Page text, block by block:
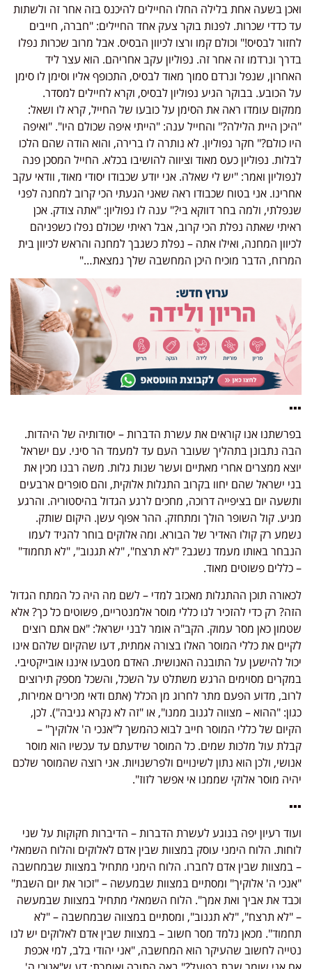
ואכן בשעה אחת בלילה החלו החיילים להיכנס בזה אחר זה ולשתות
עד כדדי שכרות. לפנות בוקר צעק אחד החיילים: "חברה, חייבים
לחזור לבסיס!" וכולם קמו ורצו לכיוון הבסיס. אבל מרוב שכרות נפלו
בדרך ונרדמו זה אחר זה. נפוליון עקב אחריהם. הוא עצר ליד
האחרון, שנפל ונרדם סמוך מאוד לבסיס, התכופף אליו וסימן לו סימן
על הכובע. בבוקר הגיע נפוליון לבסיס, וקרא לחיילים למסדר.
ממקום עומדו ראה את הסימן על כובעו של החייל, קרא לו ושאל:
"היכן היית הלילה?" והחייל ענה: "הייתי איפה שכולם היו". "ואיפה
היו כולם?" חקר נפוליון. לא נותרה לו ברירה, והוא הודה שהם הלכו
לבלות. נפוליון כעס מאוד וציווה להושיבו בכלא. החייל המסכן פנה
לנפוליון ואמר: "יש לי שאלה. אני יודע שכבודו יסודי מאוד, וודאי עקב
אחרינו. אני בטוח שכבודו ראה שאני הגעתי הכי קרוב למחנה לפני
שנפלתי, ולמה בחר דווקא בי?" ענה לו נפוליון: "אתה צודק. אכן
ראיתי שאתה נפלת הכי קרוב, אבל ראיתי שכולם נפלו כשפניהם
לכיוון המחנה, ואילו אתה – נפלת כשגבך למחנה והראש לכיוון בית
המרזח, הדבר מוכיח היכן המחשבה שלך נמצאת…"
▪▪▪
בפרשתנו אנו קוראים את עשרת הדברות – יסודותיה של היהדות.
הבה נתבונן בתהליך שעובר העם עד למעמד הר סיני. עם ישראל
יוצא ממצרים אחרי מאתיים ועשר שנות גלות. משה רבנו מכין את
בני ישראל שהם יחוו בקרוב התגלות אלוקית, והם סופרים ארבעים
ותשעה יום בציפייה דרוכה, מחכים לרגע הגדול בהיסטוריה. והרגע
מגיע. קול השופר הולך ומתחזק. ההר אפוף עשן. היקום שותק.
נשמע רק קולו האדיר של הבורא. ומה אלוקים בוחר להגיד לעמו
הנבחר באותו מעמד נשגב? "לא תרצח", "לא תגנוב", "לא תחמוד"
– כללים פשוטים מאוד.
לכאורה תוכן ההתגלות מאכזב למדי – לשם מה היה כל המתח הגדול
הזה? רק כדי להזכיר לנו כללי מוסר אלמנטריים, פשוטים כל כך? אלא
שטמון כאן מסר עמוק. הקב"ה אומר לבני ישראל: "אם אתם רוצים
לקיים את כללי המוסר האלו בצורה אמתית, דעו שהקיום שלהם אינו
יכול להישען על התובנה האנושית. האדם מטבעו איננו אובייקטיבי.
במקרים מסוימים הרגש משתלט על השכל, והשכל מספק תירוצים
לרוב, מדוע הפעם מתר לחרוג מן הכלל (אתם ודאי מכירים אמירות,
כגון: "ההוא – מצווה לגנוב ממנו", או "זה לא נקרא גניבה"). לכן,
הקיום של כללי המוסר חייב לבוא כהמשך ל"אנכי ה' אלוקיך" –
קבלת עול מלכות שמים. כל המוסר שידעתם עד עכשיו הוא מוסר
אנושי, ולכן הוא נתון לשינויים ולפרשנויות. אני רוצה שהמוסר שלכם
יהיה מוסר אלוקי שממנו אי אפשר לזוז".
▪▪▪
ועוד רעיון יפה בנוגע לעשרת הדברות – הדיברות חקוקות על שני
לוחות. הלוח הימני עוסק במצוות שבין אדם לאלוקים והלוח השמאלי
– במצוות שבין אדם לחברו. הלוח הימני מתחיל במצוות שבמחשבה
"אנכי ה' אלוקיך" ומסתיים במצוות שבמעשה – "זכור את יום השבת"
וכבד את אביך ואת אמך". הלוח השמאלי מתחיל במצוות שבמעשה
– "לא תרצח", "לא תגנוב", ומסתיים במצווה שבמחשבה – "לא
תחמוד". מכאן נלמד מסר חשוב – במצוות שבין אדם לאלוקים יש לנו
נטייה לחשוב שהעיקר הוא המחשבה, "אני יהודי בלב, למי אכפת